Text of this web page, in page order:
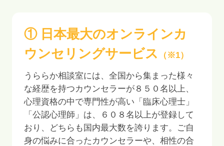
① 日本最大のオンラインカ
ウンセリングサービス
（※1）
うららか相談室には、全国から集まった様々
な経歴を持つカウンセラーが８５０ 名以上、
心理資格の中で専門性が高い「臨床心理士」
「公認心理師」は、
６０８ 名以上が登録して
おり、どちらも国内最大数を誇ります。ご自
身の悩みに合ったカウンセラーや、相性の合